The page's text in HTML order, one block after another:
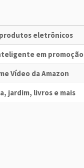
eletrônicos
em promoção
Vídeo da Amazon
jardim, livros e mais